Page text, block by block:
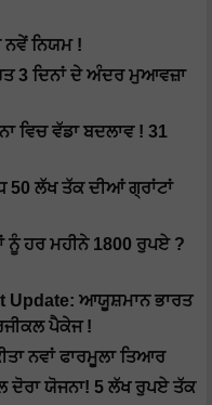
ਨਵੇਂ ਨਿਯਮ !
3 ਦਿਨਾਂ ਦੇ ਅੰਦਰ ਮੁਆਵਜ਼ਾ
ਵਿਚ ਵੱਡਾ ਬਦਲਾਵ ! 31
50 ਲੱਖ ਤੱਕ ਦੀਆਂ ਗ੍ਰਾਂਟਾਂ
ਨੂੰ ਹਰ ਮਹੀਨੇ 1800 ਰੁਪਏ ?
Update: ਆਯੂਸ਼ਮਾਨ ਭਾਰਤ
ਪੈਕੇਜ !
ਨਵਾਂ ਫਾਰਮੂਲਾ ਤਿਆਰ
ਦੋਰਾ ਯੋਜਨਾ! 5 ਲੱਖ ਰੁਪਏ ਤੱਕ